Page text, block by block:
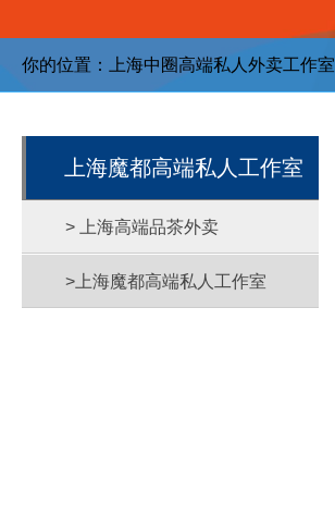
你的位置： 上海中圈高端私人外卖工作室
上海魔都高端私人工作室
> 上海高端品茶外卖
>上海魔都高端私人工作室